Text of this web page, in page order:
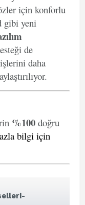
için konforlu
gibi yeni
de
daha
%100 doğru
bilgi için